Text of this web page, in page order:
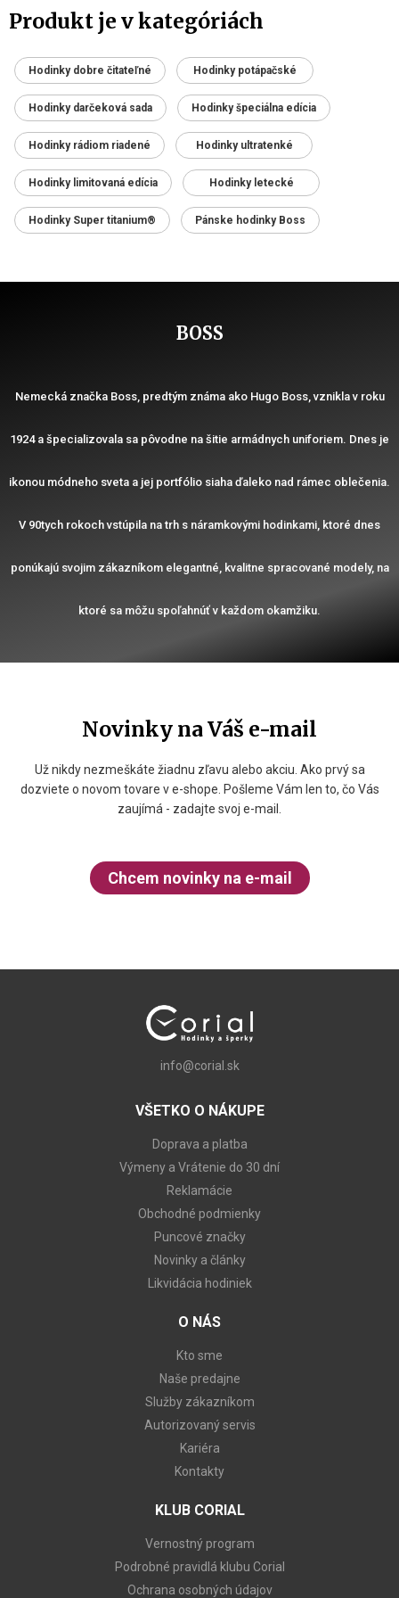
Produkt je v kategóriách
Hodinky dobre čitateľné Hodinky potápačské
Hodinky darčeková sada Hodinky špeciálna edícia
Hodinky rádiom riadené Hodinky ultratenké
Hodinky limitovaná edícia Hodinky letecké
Hodinky Super titanium® Pánske hodinky Boss
BOSS
Nemecká značka Boss, predtým známa ako Hugo Boss, vznikla v roku
1924 a špecializovala sa pôvodne na šitie armádnych uniforiem. Dnes je
ikonou módneho sveta a jej portfólio siaha ďaleko nad rámec oblečenia.
V 90tych rokoch vstúpila na trh s náramkovými hodinkami, ktoré dnes
ponúkajú svojim zákazníkom elegantné, kvalitne spracované modely, na
ktoré sa môžu spoľahnúť v každom okamžiku.
Novinky na Váš e-mail
Už nikdy nezmeškáte žiadnu zľavu alebo akciu. Ako prvý sa
dozviete o novom tovare v e-shope. Pošleme Vám len to, čo Vás
zaujímá - zadajte svoj e-mail.
Chcem novinky na e-mail
info@corial.sk
VŠETKO O NÁKUPE
Doprava a platba
Výmeny a Vrátenie do 30 dní
Reklamácie
Obchodné podmienky
Puncové značky
Novinky a články
Likvidácia hodiniek
O NÁS
Kto sme
Naše predajne
Služby zákazníkom
Autorizovaný servis
Kariéra
Kontakty
KLUB CORIAL
Vernostný program
Podrobné pravidlá klubu Corial
Ochrana osobných údajov